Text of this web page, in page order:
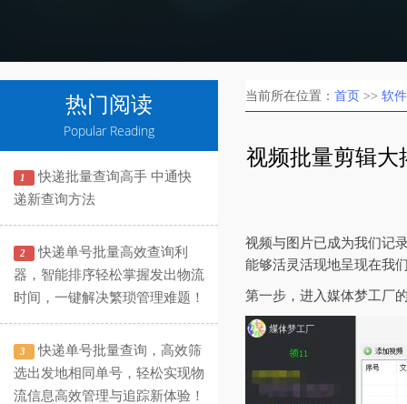
热门阅读
Popular Reading
1
快递批量查询高手 中通快
递新查询方法
2
快递单号批量高效查询利
器，智能排序轻松掌握发出物流
时间，一键解决繁琐管理难题！
3
快递单号批量查询，高效筛
选出发地相同单号，轻松实现物
流信息高效管理与追踪新体验！
当前所在位置： 首页 >> 软
视频批量剪辑大
视频与图片已成为我们记
能够活灵活现地呈现在我
第一步，进入媒体梦工厂